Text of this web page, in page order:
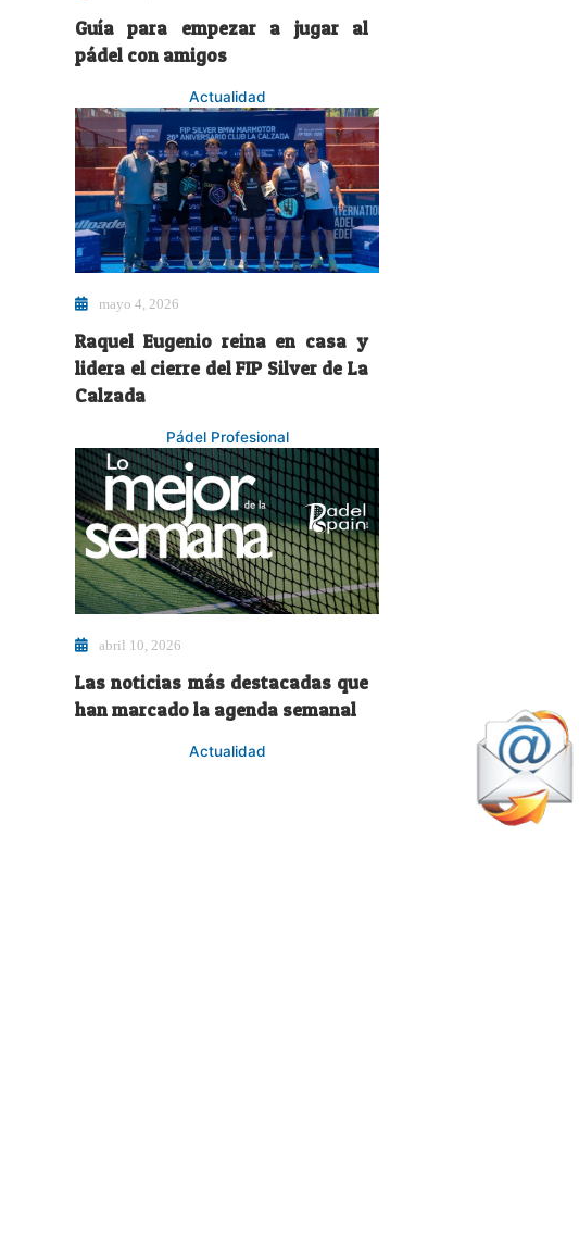
Guía para empezar a jugar al
pádel con amigos
Actualidad
mayo 4, 2026
Raquel Eugenio reina en casa y
lidera el cierre del FIP Silver de La
Calzada
Pádel Profesional
abril 10, 2026
Las noticias más destacadas que
han marcado la agenda semanal
Actualidad